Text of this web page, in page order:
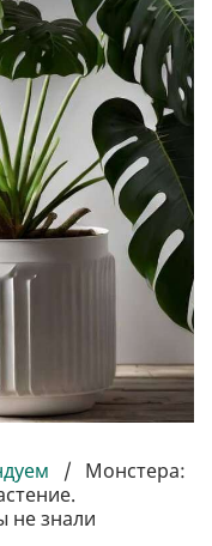
/ Монстера:
не знали